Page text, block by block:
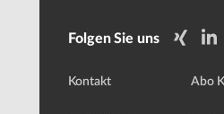
Folgen Sie uns
Kontakt Abo